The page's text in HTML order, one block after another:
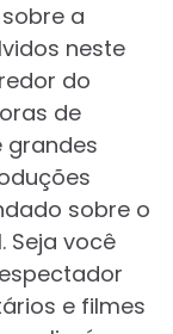
a
neste
do
de
grandes
sobre o
Seja você
e filmes